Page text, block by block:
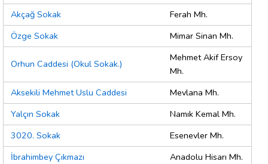
Akçağ Sokak
Ferah Mh.
Özge Sokak
Mimar Sinan Mh.
Orhun Caddesi (Okul Sokak.)
Mehmet Akif Ersoy
Mh.
Aksekili Mehmet Uslu Caddesi
Mevlana Mh.
Yalçın Sokak
Namık Kemal Mh.
3020. Sokak
Esenevler Mh.
İbrahimbey Çıkmazı
Anadolu Hisarı Mh.